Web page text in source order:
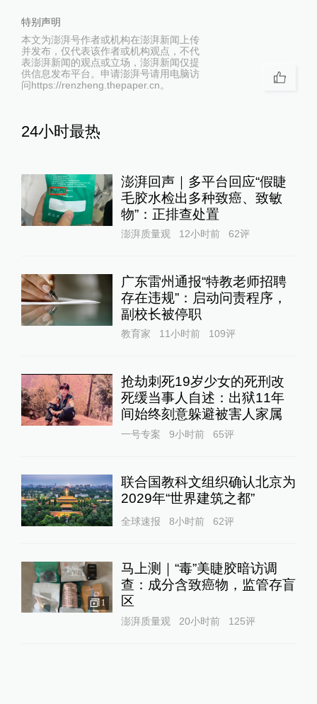
特别声明
本文为澎湃号作者或机构在澎湃新闻上传
并发布，仅代表该作者或机构观点，不代
表澎湃新闻的观点或立场，澎湃新闻仅提
供信息发布平台。申请澎湃号请用电脑访
问https://renzheng.thepaper.cn。
24小时最热
澎湃回声｜多平台回应“假睫
毛胶水检出多种致癌、致敏
物”：正排查处置
澎湃质量观 12小时前 62评
广东雷州通报“特教老师招聘
存在违规”：启动问责程序，
副校长被停职
教育家 11小时前 109评
抢劫刺死19岁少女的死刑改
死缓当事人自述：出狱11年
间始终刻意躲避被害人家属
一号专案 9小时前 65评
联合国教科文组织确认北京为
2029年“世界建筑之都”
全球速报 8小时前 62评
1
马上测｜“毒”美睫胶暗访调
查：成分含致癌物，监管存盲
区
澎湃质量观 20小时前 125评